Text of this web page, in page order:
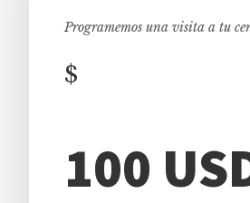
Programemos una visita a tu
$
100